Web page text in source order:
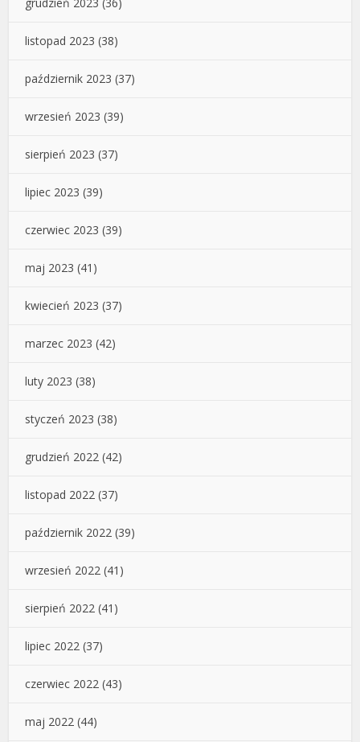
listopad 2023 (38)
październik 2023 (37)
wrzesień 2023 (39)
sierpień 2023 (37)
lipiec 2023 (39)
czerwiec 2023 (39)
maj 2023 (41)
kwiecień 2023 (37)
marzec 2023 (42)
luty 2023 (38)
styczeń 2023 (38)
grudzień 2022 (42)
listopad 2022 (37)
październik 2022 (39)
wrzesień 2022 (41)
sierpień 2022 (41)
lipiec 2022 (37)
czerwiec 2022 (43)
maj 2022 (44)